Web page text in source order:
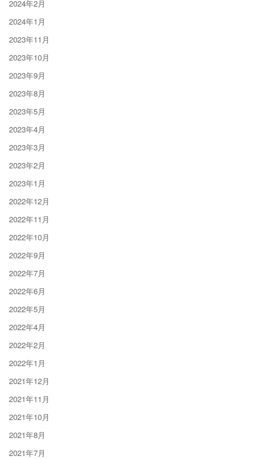
2024年2月
2024年1月
2023年11月
2023年10月
2023年9月
2023年8月
2023年5月
2023年4月
2023年3月
2023年2月
2023年1月
2022年12月
2022年11月
2022年10月
2022年9月
2022年7月
2022年6月
2022年5月
2022年4月
2022年2月
2022年1月
2021年12月
2021年11月
2021年10月
2021年8月
2021年7月